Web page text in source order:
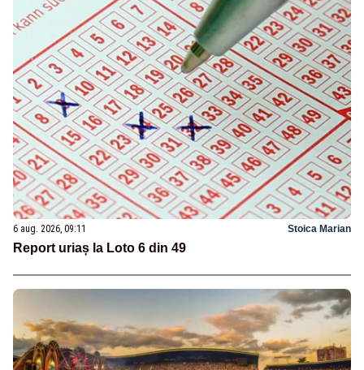
6 aug. 2026, 09:11 Stoica Marian
Report uriaș la Loto 6 din 49